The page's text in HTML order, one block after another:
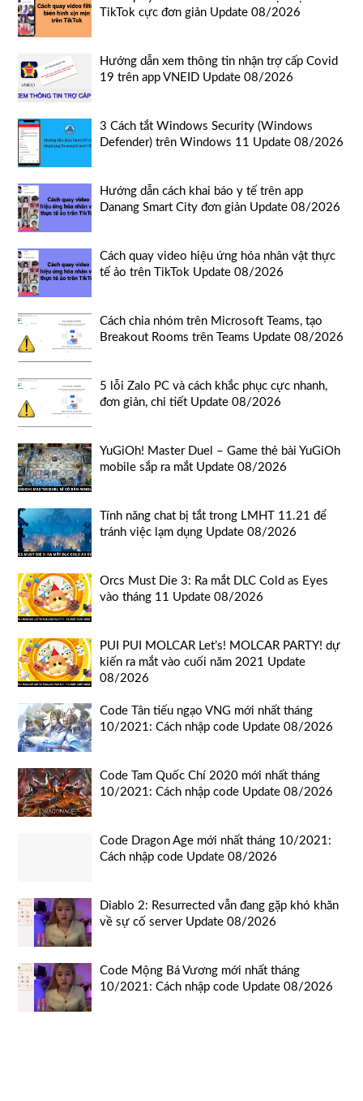
TikTok cực đơn giản Update 08/2026
Hướng dẫn xem thông tin nhận trợ cấp Covid
19 trên app VNEID Update 08/2026
3 Cách tắt Windows Security (Windows
Defender) trên Windows 11 Update 08/2026
Hướng dẫn cách khai báo y tế trên app
Danang Smart City đơn giản Update 08/2026
Cách quay video hiệu ứng hóa nhân vật thực
tế ảo trên TikTok Update 08/2026
Cách chia nhóm trên Microsoft Teams, tạo
Breakout Rooms trên Teams Update 08/2026
5 lỗi Zalo PC và cách khắc phục cực nhanh,
đơn giản, chi tiết Update 08/2026
YuGiOh! Master Duel – Game thẻ bài YuGiOh
mobile sắp ra mắt Update 08/2026
Tính năng chat bị tắt trong LMHT 11.21 để
tránh việc lạm dụng Update 08/2026
Orcs Must Die 3: Ra mắt DLC Cold as Eyes
vào tháng 11 Update 08/2026
PUI PUI MOLCAR Let’s! MOLCAR PARTY! dự
kiến ra mắt vào cuối năm 2021 Update
08/2026
Code Tân tiếu ngạo VNG mới nhất tháng
10/2021: Cách nhập code Update 08/2026
Code Tam Quốc Chí 2020 mới nhất tháng
10/2021: Cách nhập code Update 08/2026
Code Dragon Age mới nhất tháng 10/2021:
Cách nhập code Update 08/2026
Diablo 2: Resurrected vẫn đang gặp khó khăn
về sự cố server Update 08/2026
Code Mộng Bá Vương mới nhất tháng
10/2021: Cách nhập code Update 08/2026